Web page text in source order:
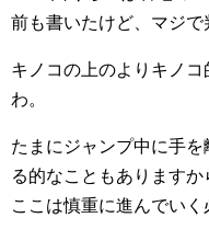
前も書いたけど、マジで
キノコの上のよりキノ
わ。
たまにジャンプ中に手
る的なこともありますか
ここは慎重に進んでいく